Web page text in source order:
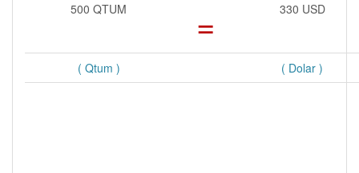
500 QTUM
= 330 USD
( Qtum ) ( Dolar )